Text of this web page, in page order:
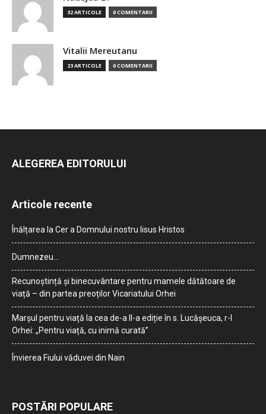
32 ARTICOLE 0 COMENTARII
Vitalii Mereutanu
23 ARTICOLE 0 COMENTARII
ALEGEREA EDITORULUI
Articole recente
Înălțarea la Cer a Domnului nostru Iisus Hristos
Dumnezeu…
Recunoștință și binecuvântare pentru mamele dătătoare de
viață – din partea preoților Vicariatului Orhei
Marșul pentru viață la cea de-a II-a ediție în s. Lucășeuca, r-l
Orhei: „Pentru viață, cu inimă curată”
Învierea Fiului văduvei din Nain
POSTĂRI POPULARE